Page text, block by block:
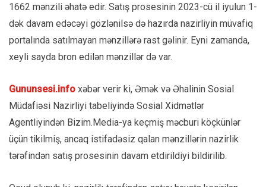
1662 mənzili əhatə edir. Satış prosesinin 2023-cü il iyulun 1-
dək davam edəcəyi gözlənilsə də hazırda nazirliyin müvafiq
portalında satılmayan mənzillərə rast gəlinir. Eyni zamanda,
xeyli sayda bron edilən mənzillər də var.
Gununsesi.info xəbər verir ki, Əmək və Əhalinin Sosial
Müdafiəsi Nazirliyi tabeliyində Sosial Xidmətlər
Agentliyindən Bizim.Media-ya keçmiş məcburi köçkünlər
üçün tikilmiş, ancaq istifadəsiz qalan mənzillərin nazirlik
tərəfindən satış prosesinin davam etdirildiyi bildirilib.